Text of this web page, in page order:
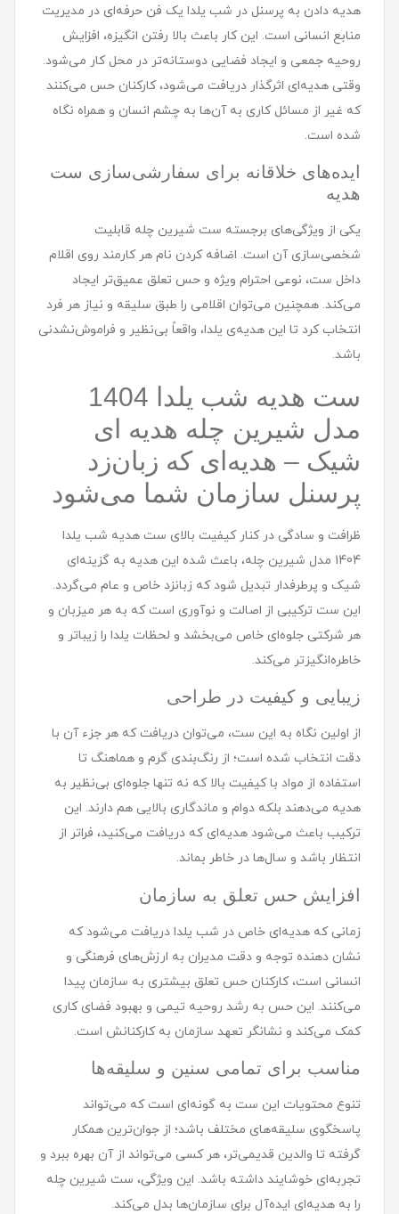
هدیه دادن به پرسنل در شب یلدا یک فن حرفه‌ای در مدیریت
منابع انسانی است. این کار باعث بالا رفتن انگیزه، افزایش
روحیه جمعی و ایجاد فضایی دوستانه‌تر در محل کار می‌شود.
وقتی هدیه‌ای اثرگذار دریافت می‌شود، کارکنان حس می‌کنند
که غیر از مسائل کاری به آن‌ها به چشم انسان و همراه نگاه
شده است.
ایده‌های خلاقانه برای سفارشی‌سازی ست
هديه
یکی از ویژگی‌های برجسته ‌ست شيرين چله قابلیت
شخصی‌سازی آن است. اضافه کردن نام هر کارمند روی اقلام
داخل ست، نوعی احترام ویژه و حس تعلق عمیق‌تر ایجاد
می‌کند. همچنین می‌توان اقلامی را طبق سلیقه و نیاز هر فرد
انتخاب کرد تا این هدیه‌ی یلدا، واقعاً بی‌نظیر و فراموش‌نشدنی
باشد.
ست هديه شب یلدا 1404
مدل شيرين چله هدیه ای
شیک – هدیه‌ای که زبان‌زد
پرسنل سازمان شما می‌شود
ظرافت و سادگی در کنار کیفیت بالای ست هديه شب یلدا
1404 مدل شيرين چله، باعث شده این هدیه به گزینه‌ای
شیک و پرطرفدار تبدیل شود که زبانزد خاص و عام می‌گردد.
این ست ترکیبی از اصالت و نوآوری است که به هر میزبان و
هر شرکتی جلوه‌ای خاص می‌بخشد و لحظات یلدا را زیباتر و
خاطره‌انگیزتر می‌کند.
زیبایی و کیفیت در طراحی
از اولین نگاه به این ست، می‌توان دریافت که هر جزء آن با
دقت انتخاب شده است؛ از رنگ‌بندی گرم و هماهنگ تا
استفاده از مواد با کیفیت بالا که نه تنها جلوه‌ای بی‌نظیر به
هدیه می‌دهند بلکه دوام و ماندگاری بالایی هم دارند. این
ترکیب باعث می‌شود هدیه‌ای که دریافت می‌کنید، فراتر از
انتظار باشد و سال‌ها در خاطر بماند.
افزایش حس تعلق به سازمان
زمانی که هدیه‌ای خاص در شب یلدا دریافت می‌شود که
نشان دهنده توجه و دقت مدیران به ارزش‌های فرهنگی و
انسانی است، کارکنان حس تعلق بیشتری به سازمان پیدا
می‌کنند. این حس به رشد روحیه تیمی و بهبود فضای کاری
کمک می‌کند و نشانگر تعهد سازمان به کارکنانش است.
مناسب برای تمامی سنین و سلیقه‌ها
تنوع محتویات این ست به گونه‌ای است که می‌تواند
پاسخگوی سلیقه‌های مختلف باشد؛ از جوان‌ترین همکار
گرفته تا والدین قدیمی‌تر، هر کسی می‌تواند از آن بهره ببرد و
تجربه‌ای خوشایند داشته باشد. این ویژگی، ست شیرین چله
را به هدیه‌ای ایده‌آل برای سازمان‌ها بدل می‌کند.